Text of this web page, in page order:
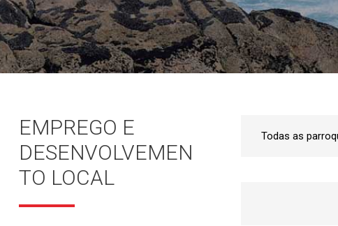
EMPREGO E
DESENVOLVEMEN
TO LOCAL